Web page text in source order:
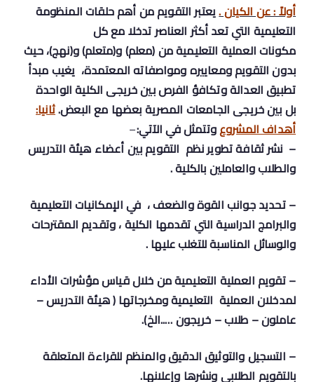
أولاً : عن الكيان .يعتبر التقويم من أهم حلقات المنظومة
التعليمية التي تعد أكثر العناصر تدخلا مع كل
مكونات العملية التعليمية من (معلم) و(متعلم) و(نهج)، حيث
بدون التقويم ومعاييره ومواصفاته المعتمدة، يغيب مبدأ
تطبيق العدالة وتكافؤ الفرص بين خريجى الكلية الواحدة
بل بين خريجى الجامعات المصرية بعضها مع البعض.ثانيا:
أهداف المشروعوتتمثل في الآتي:–
– نشر ثقافة تطوير نظم التقويم بين أعضاء هيئة التدريس
والطلاب والعاملين بالكلية .
– تحديد جوانب القوة والضعف ، في الإمكانيات التعليمية
والبرامج الدراسية التي تقدمها الكلية ، وتقديم المقترحات
والوسائل المناسبة للتغلب عليها .
– تقويم العملية التعليمية من خلال قياس مؤشرات الأداء
لمدخلان العملية التعليمية ومخرجاتها ( هيئة التدريس –
عاملون – طلاب – خريجون …..الخ).
– التسجيل والتوثيق الدقيق والمنظم للقراءة المتعلقة
بالتقويم الطلابي ونشرها وإعلانها.